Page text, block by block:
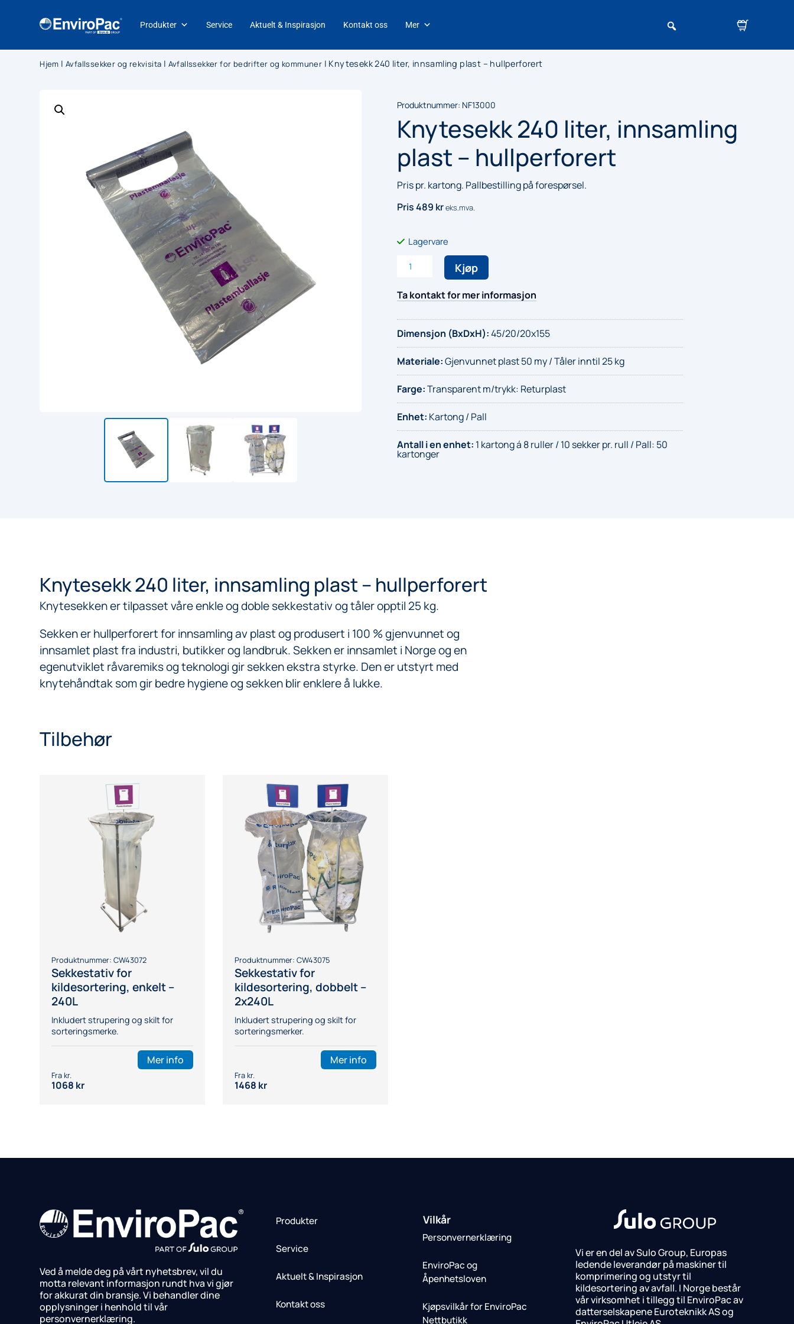
Produkter Service Aktuelt & Inspirasjon Kontakt oss Mer
Hjem |Avfallssekker og rekvisita | Avfallssekker for bedrifter og kommuner | Knytesekk 240 liter, innsamling plast – hullperforert
Produktnummer: NF13000
Knytesekk 240 liter, innsamling
plast – hullperforert
Pris pr. kartong. Pallbestilling på forespørsel.
Pris489 kreks.mva.
Lagervare
Knytesekk
liter,
hullperforert
antall
Kjøp
Ta kontakt for mer informasjon
Dimensjon (BxDxH):45/20/20x155
Materiale:Gjenvunnet plast 50 my / Tåler inntil 25 kg
Farge:Transparent m/trykk: Returplast
Enhet: Kartong / Pall
Antall i en enhet: 1 kartong á 8 ruller / 10 sekker pr. rull / Pall: 50
kartonger
Knytesekk 240 liter, innsamling plast – hullperforert
Knytesekken er tilpasset våre enkle og doble sekkestativ og tåler opptil 25 kg.
Sekken er hullperforert for innsamling av plast og produsert i 100 % gjenvunnet og
innsamlet plast fra industri, butikker og landbruk. Sekken er innsamlet i Norge og en
egenutviklet råvaremiks og teknologi gir sekken ekstra styrke. Den er utstyrt med
knytehåndtak som gir bedre hygiene og sekken blir enklere å lukke.
Tilbehør
Produktnummer:CW43072
Sekkestativ for
kildesortering, enkelt –
240L
Inkludert strupering og skilt for
sorteringsmerke.
1068 kr
Mer info
Produktnummer:CW43075
Sekkestativ for
kildesortering, dobbelt –
2x240L
Inkludert strupering og skilt for
sorteringsmerker.
1468 kr
Mer info
Ved å melde deg på vårt nyhetsbrev, vil du
motta relevant informasjon rundt hva vi gjør
for akkurat din bransje.Vi behandler dine
opplysninger i henhold til vår
personvernerklæring.
Produkter
Service
Aktuelt & Inspirasjon
Kontakt oss
Vilkår
Personvernerklæring
EnviroPac og
Åpenhetsloven
Kjøpsvilkår for EnviroPac
Nettbutikk
Vi er en del av Sulo Group, Europas
ledende leverandør på maskiner til
komprimering og utstyr til
kildesortering av avfall. I Norge består
vår virksomhet i tillegg til EnviroPac av
datterselskapene Euroteknikk AS og